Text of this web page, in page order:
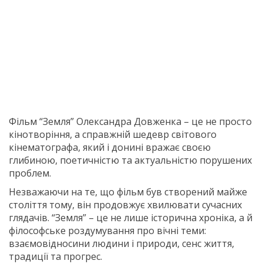
Фільм “Земля” Олександра Довженка – це не просто
кінотворіння, а справжній шедевр світового
кінематографа, який і донині вражає своєю
глибиною, поетичністю та актуальністю порушених
проблем.
Незважаючи на те, що фільм був створений майже
століття тому, він продовжує хвилювати сучасних
глядачів. “Земля” – це не лише історична хроніка, а й
філософське роздумування про вічні теми:
взаємовідносини людини і природи, сенс життя,
традиції та прогрес.